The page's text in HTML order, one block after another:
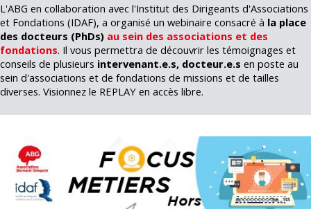
L'ABG en collaboration avec l'Institut des Dirigeants d'Associations
et Fondations (IDAF), a organisé un webinaire consacré à la place
des docteurs (PhDs) au sein des associations et des
fondations. Il vous permettra de découvrir les témoignages et
conseils de plusieurs intervenant.e.s, docteur.e.s en poste au
sein d'associations et de fondations de missions et de tailles
diverses. Visionnez le REPLAY en accès libre.